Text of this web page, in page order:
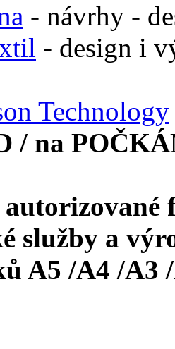
- návrhy -
- design i
Technology
/ na
autorizované
služby a
A5 /A4 /A3